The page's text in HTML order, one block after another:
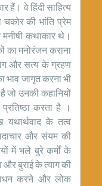
हैं। वे हिंदी साहित्य
की भांति प्रेम
कथाकार थे।
मनोरंजन कराना
और सत्य के ग्रहण
जागृत करना भी
जो उनकी कहानियों
करता है ।
यथार्थवाद के तत्व
सदाचार और संयम की
में भले बुरे कर्मों के
बुराई के त्याग की
करने और लोक